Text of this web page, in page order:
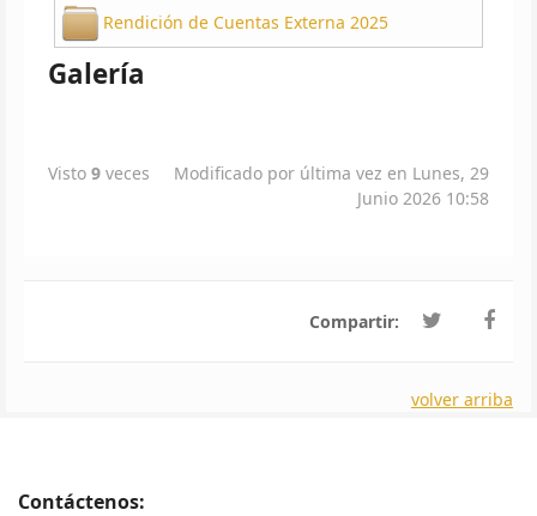
Rendición de Cuentas Externa 2025
Galería
Visto 9 veces
Modificado por última vez en Lunes, 29
Junio 2026 10:58
Compartir:
volver arriba
Contáctenos: